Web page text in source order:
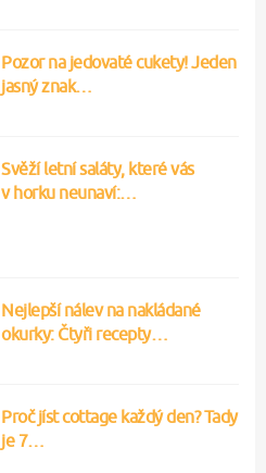
Pozor na jedovaté cukety! Jeden
jasný znak…
Svěží letní saláty, které vás
v horku neunaví:…
Nejlepší nálev na nakládané
okurky: Čtyři recepty…
Proč jíst cottage každý den? Tady
je 7…